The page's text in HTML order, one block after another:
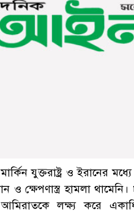
যুক্তরাষ্ট্র ও ইরানের
ও ক্ষেপণাস্ত্র হামলা
লক্ষ্য করে